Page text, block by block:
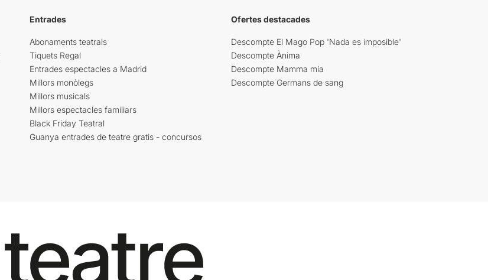
Entrades
Abonaments teatrals
Tiquets Regal
Entrades espectacles a Madrid
Millors monòlegs
Millors musicals
Millors espectacles familiars
Black Friday Teatral
Guanya entrades de teatre gratis - concursos
Ofertes destacades
Descompte El Mago Pop 'Nada es imposible'
Descompte Ànima
Descompte Mamma mia
Descompte Germans de sang